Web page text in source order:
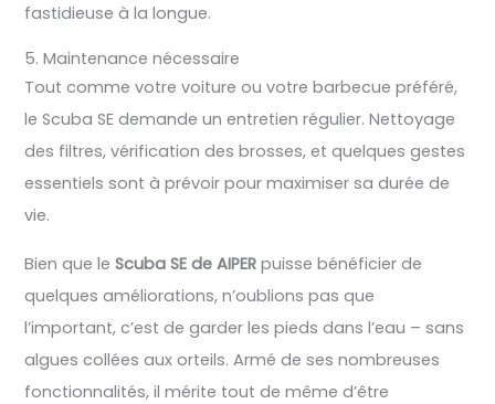
fastidieuse à la longue.
5. Maintenance nécessaire
Tout comme votre voiture ou votre barbecue préféré,
le Scuba SE demande un entretien régulier. Nettoyage
des filtres, vérification des brosses, et quelques gestes
essentiels sont à prévoir pour maximiser sa durée de
vie.
Bien que leScuba SE de AIPER puisse bénéficier de
quelques améliorations, n’oublions pas que
l’important, c’est de garder les pieds dans l’eau – sans
algues collées aux orteils. Armé de ses nombreuses
fonctionnalités, il mérite tout de même d’être